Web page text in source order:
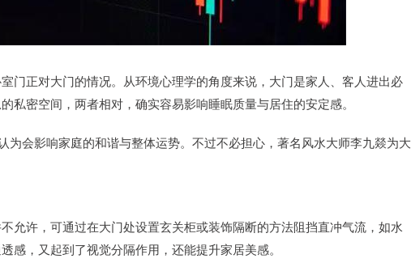
门正对大门的情况。从环境心理学的角度来说，大门是家人、客人进出必
私密空间，两者相对，确实容易影响睡眠质量与居住的安定感。
为会影响家庭的和谐与整体运势。不过不必担心，著名风水大师李九燚为大
允许，可通过在大门处设置玄关柜或装饰隔断的方法阻挡直冲气流，如水
感，又起到了视觉分隔作用，还能提升家居美感。
沪深300 43.13